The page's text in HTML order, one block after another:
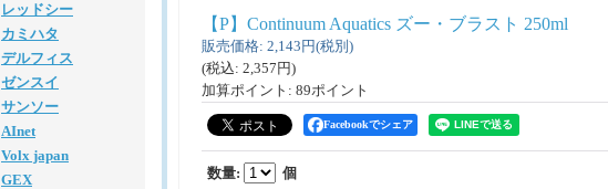
レッドシー
カミハタ
デルフィス
ゼンスイ
サンソー
AInet
Volx japan
GEX
【P】Continuum Aquatics ズー・ブラスト 250ml
販売価格: 2,143円(税別)
(税込: 2,357円)
加算ポイント: 89ポイント
Facebookでシェア
数量: 個